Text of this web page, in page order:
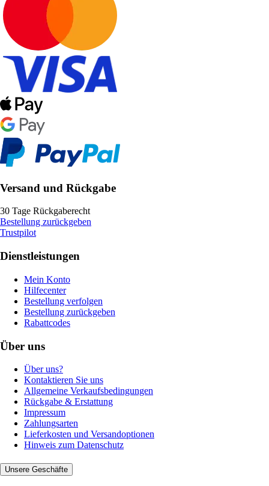
Versand und Rückgabe
30 Tage Rückgaberecht
Bestellung zurückgeben
Trustpilot
Dienstleistungen
Mein Konto
Hilfecenter
Bestellung verfolgen
Bestellung zurückgeben
Rabattcodes
Über uns
Über uns?
Kontaktieren Sie uns
Allgemeine Verkaufsbedingungen
Rückgabe & Erstattung
Impressum
Zahlungsarten
Lieferkosten und Versandoptionen
Hinweis zum Datenschutz
Unsere Geschäfte